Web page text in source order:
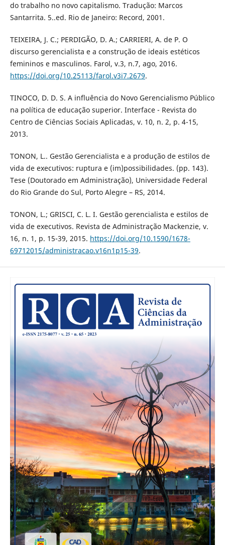
do trabalho no novo capitalismo. Tradução: Marcos
Santarrita. 5..ed. Rio de Janeiro: Record, 2001.
TEIXEIRA, J. C.; PERDIGÃO, D. A.; CARRIERI, A. de P. O
discurso gerencialista e a construção de ideais estéticos
femininos e masculinos. Farol, v.3, n.7, ago, 2016.
https://doi.org/10.25113/farol.v3i7.2679.
TINOCO, D. D. S. A influência do Novo Gerencialismo Público
na política de educação superior. Interface - Revista do
Centro de Ciências Sociais Aplicadas, v. 10, n. 2, p. 4-15,
2013.
TONON, L.. Gestão Gerencialista e a produção de estilos de
vida de executivos: ruptura e (im)possibilidades. (pp. 143).
Tese (Doutorado em Administração), Universidade Federal
do Rio Grande do Sul, Porto Alegre – RS, 2014.
TONON, L.; GRISCI, C. L. I. Gestão gerencialista e estilos de
vida de executivos. Revista de Administração Mackenzie, v.
16, n. 1, p. 15-39, 2015. https://doi.org/10.1590/1678-
69712015/administracao.v16n1p15-39.